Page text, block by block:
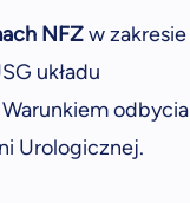
NFZw zakresie
układu
odbycia
Urologicznej.